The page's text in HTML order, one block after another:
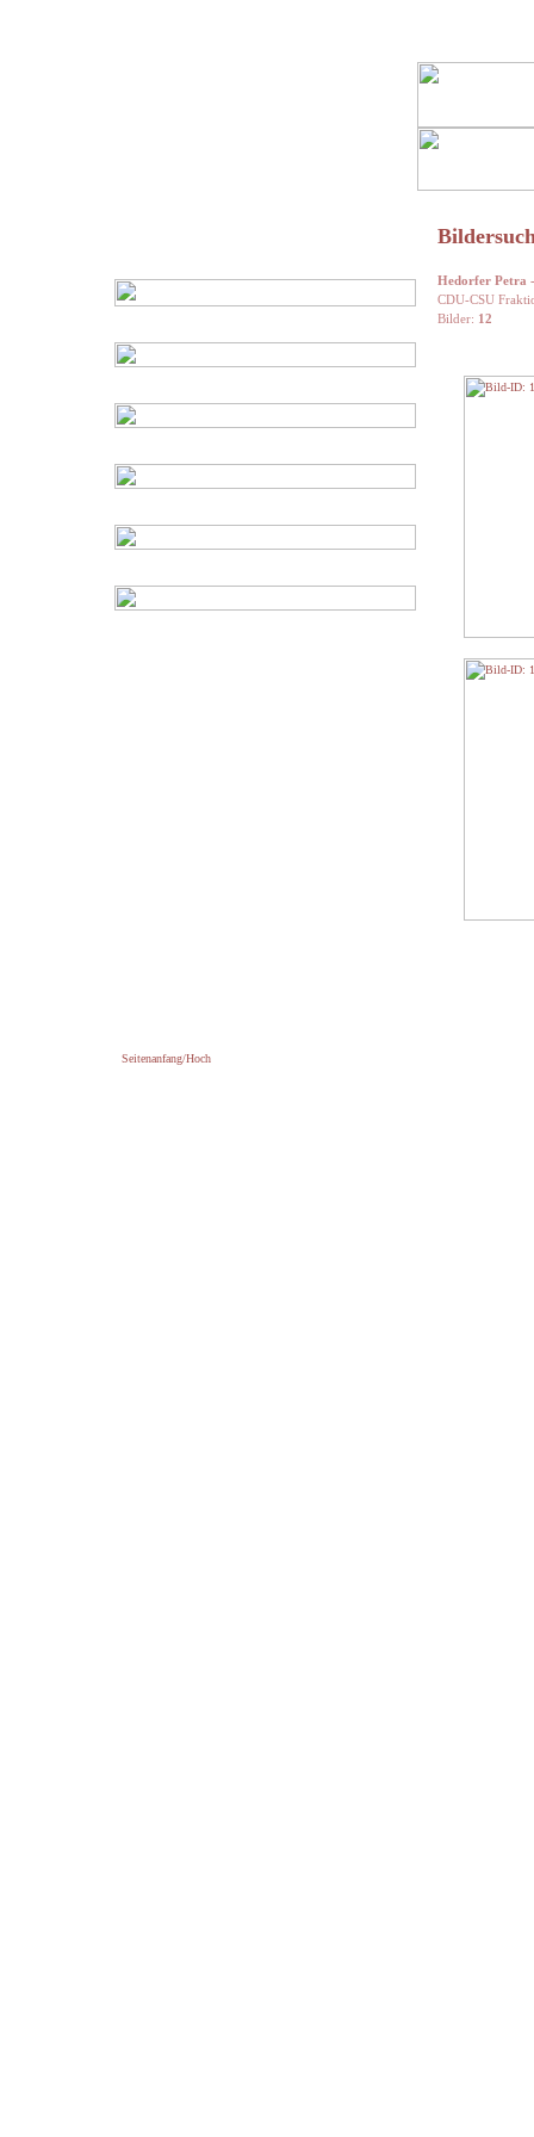
Hedorfer Petra
CDU-CSU
Bilder: 12
Seitenanfang/Hoch